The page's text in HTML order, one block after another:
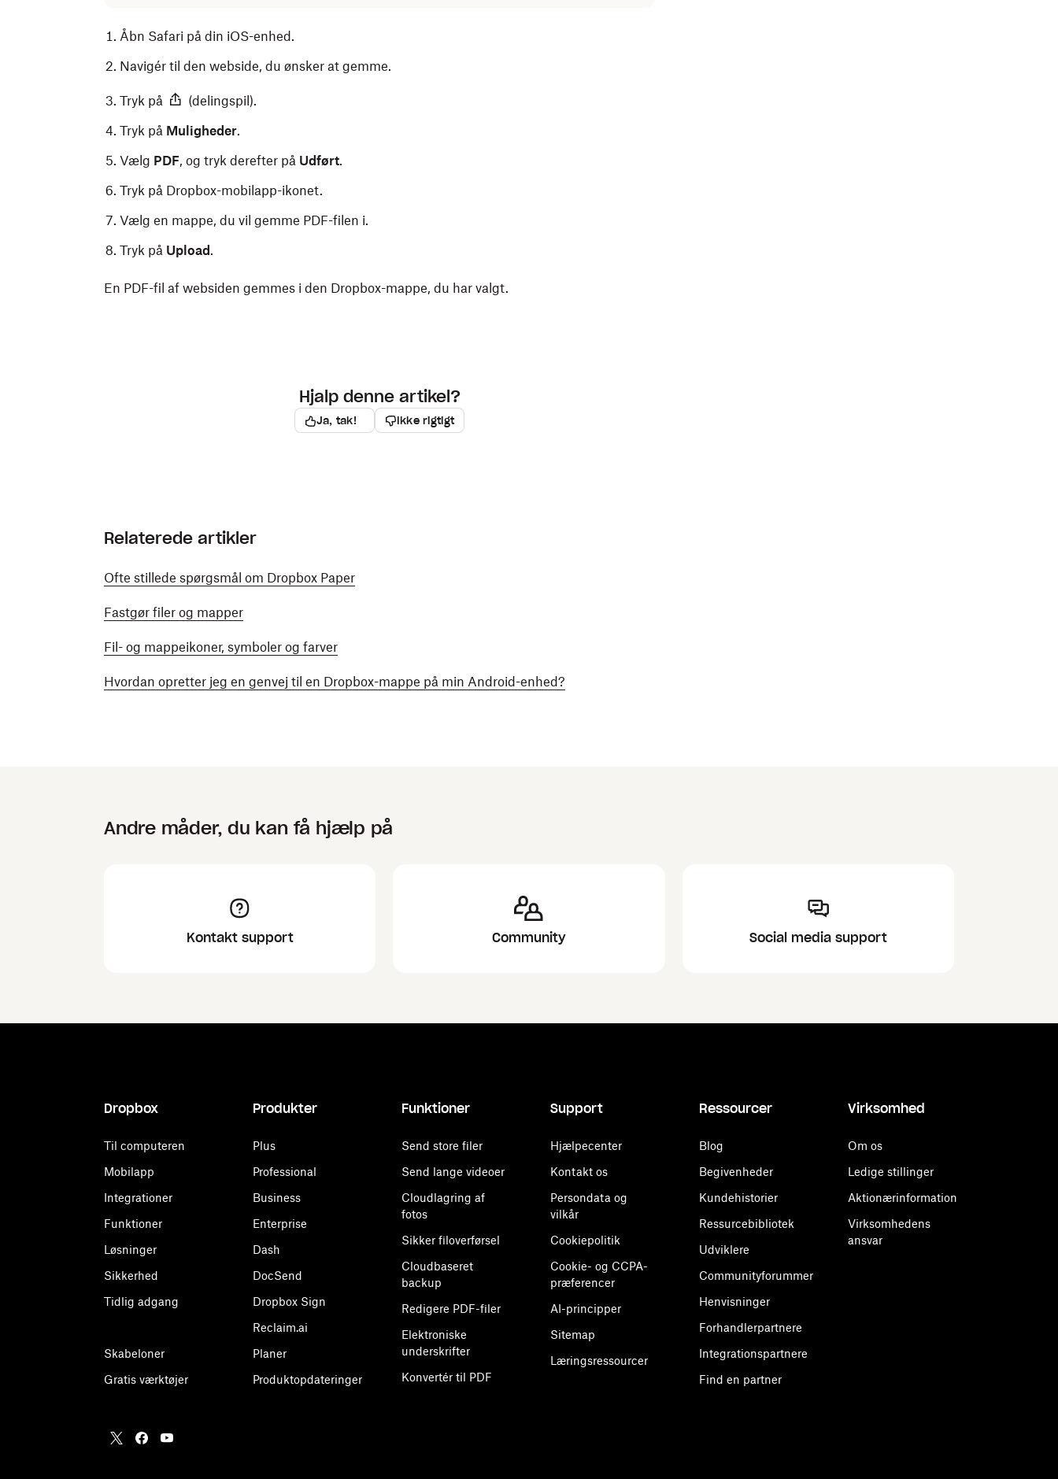
Åbn Safari på din iOS-enhed.
Navigér til den webside, du ønsker at gemme.
Tryk på
(delingspil).
Tryk på Muligheder.
Vælg PDF, og tryk derefter på Udført.
Tryk på Dropbox-mobilapp-ikonet.
Vælg en mappe, du vil gemme PDF-filen i.
Tryk på Upload .
En PDF-fil af websiden gemmes i den Dropbox-mappe, du har valgt.
Hjalp denne artikel?
Ja, tak! Ikke rigtigt
Relaterede artikler
Ofte stillede spørgsmål om Dropbox Paper
Fastgør filer og mapper
Fil- og mappeikoner, symboler og farver
Hvordan opretter jeg en genvej til en Dropbox-mappe på min Android-enhed?
Andre måder, du kan få hjælp på
Kontakt support Community Social media support
Dropbox
Til computeren
Mobilapp
Integrationer
Funktioner
Løsninger
Sikkerhed
Tidlig adgang
Skabeloner
Gratis værktøjer
Produkter
Plus
Professional
Business
Enterprise
Dash
DocSend
Dropbox Sign
Reclaim.ai
Planer
Produktopdateringer
Funktioner
Send store filer
Send lange videoer
Cloudlagring af
fotos
Sikker filoverførsel
Cloudbaseret
backup
Redigere PDF-filer
Elektroniske
underskrifter
Konvertér til PDF
Support
Hjælpecenter
Kontakt os
Persondata og
vilkår
Cookiepolitik
Cookie- og CCPA-
præferencer
AI-principper
Sitemap
Læringsressourcer
Ressourcer
Blog
Begivenheder
Kundehistorier
Ressurcebibliotek
Udviklere
Communityforummer
Henvisninger
Forhandlerpartnere
Integrationspartnere
Find en partner
Virksomhed
Om os
Ledige stillinger
Aktionærinformation
Virksomhedens
ansvar